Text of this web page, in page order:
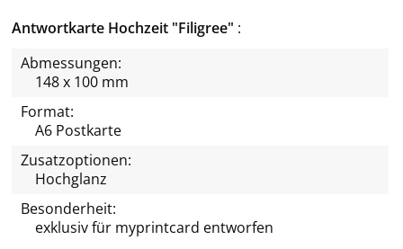
Antwortkarte Hochzeit "Filigree"
Abmessungen:
148 x 100 mm
Format:
A6 Postkarte
Zusatzoptionen:
Hochglanz
Besonderheit:
exklusiv für myprintcard entworfen